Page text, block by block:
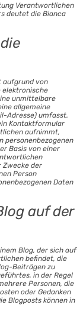
Verantwortlichen
deutet die Bianca
aufgrund von
elektronische
unmittelbare
allgemeine
Adresse) umfasst.
Kontaktformular
aufnimmt,
personenbezogenen
Basis von einer
Zwecke der
Person
Daten
auf der
Blog, der sich auf
befindet, die
Beiträgen zu
in der Regel
Personen, die
oder Gedanken
Blogposts können in